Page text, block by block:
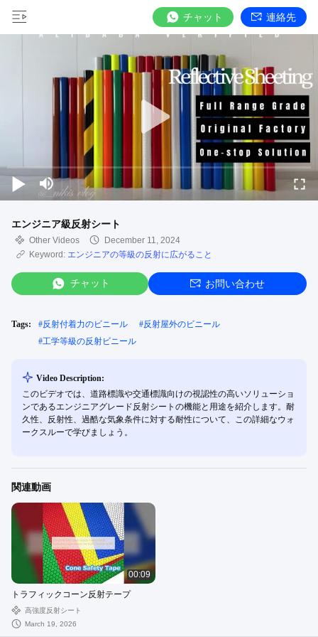
チャット 連絡先
エンジニア級反射シート
Other Videos
December 11, 2024
Keyword: エンジニアの等級の反射に広がること
チャット お問い合わせ
Tags: #反射付着力のビニール #反射屋外のビニール
#工学等級の反射ビニール
Video Description:
このビデオでは、道路標識や交通標識向けの視認性の高いソリューショ
ンであるエンジニアグレード反射シートの機能と用途を紹介します。耐
久性、反射性、過酷な気象条件に対する耐性について、この詳細なウォ
ークスルーで学びましょう。
関連動画
00:09
トラフィックコーン反射テープ
高強度反射シート
March 19, 2026